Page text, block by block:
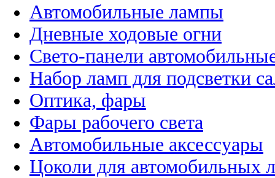
Автомобильные лампы
Дневные ходовые огни
Свето-панели
Набор ламп для подсветки
Оптика, фары
Фары рабочего света
Автомобильные аксессуары
Цоколи для автомобильных